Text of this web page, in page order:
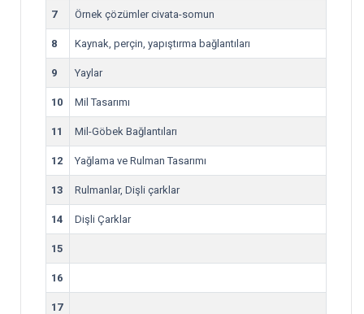
7 Örnek çözümler civata-somun
8 Kaynak, perçin, yapıştırma bağlantıları
9 Yaylar
10 Mil Tasarımı
11 Mil-Göbek Bağlantıları
12 Yağlama ve Rulman Tasarımı
13 Rulmanlar, Dişli çarklar
14 Dişli Çarklar
15
16
17